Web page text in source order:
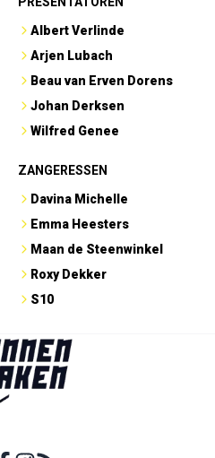
Albert Verlinde
Arjen Lubach
Beau van Erven Dorens
Johan Derksen
Wilfred Genee
ZANGERESSEN
Davina Michelle
Emma Heesters
Maan de Steenwinkel
Roxy Dekker
S10